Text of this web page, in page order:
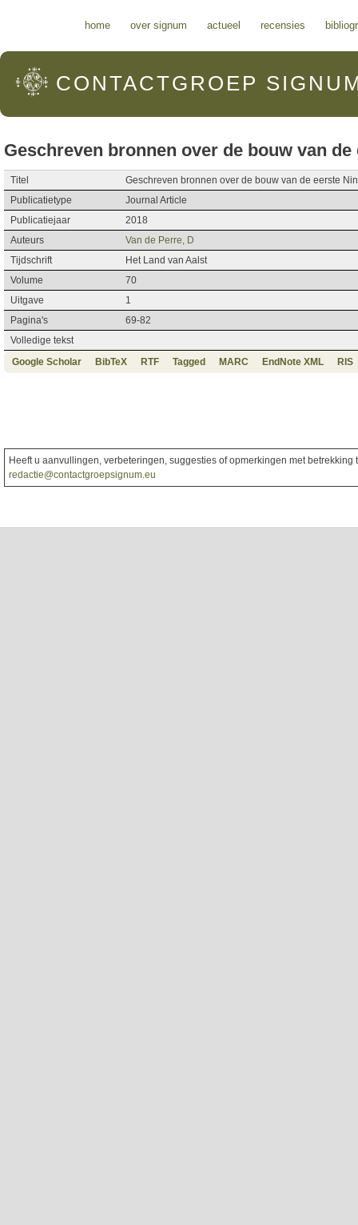
home over signum actueel recensies
CONTACTGROEP
Geschreven bronnen over de bouw van
Titel
Geschreven bronnen over de bouw van de eerste
Publicatietype
Journal Article
Publicatiejaar
2018
Auteurs
Van de Perre, D
Tijdschrift
Het Land van Aalst
Volume
70
Uitgave
1
Pagina's
69-82
Volledige tekst
Google Scholar
BibTeX RTF Tagged MARC EndNote XML RIS
Heeft u aanvullingen, verbeteringen, suggesties of opmerkingen met
redactie@contactgroepsignum.eu